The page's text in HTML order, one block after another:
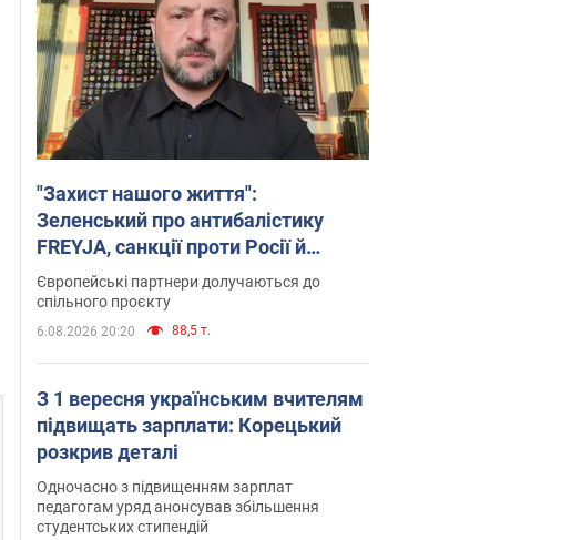
"Захист нашого життя":
Зеленський про антибалістику
FREYJA, санкції проти Росії й
підтримку аграріїв. Відео
Європейські партнери долучаються до
спільного проєкту
6.08.2026 20:20 88,5 т.
З 1 вересня українським вчителям
підвищать зарплати: Корецький
розкрив деталі
Одночасно з підвищенням зарплат
педагогам уряд анонсував збільшення
студентських стипендій